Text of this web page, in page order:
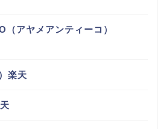
アヤメアンティーコ）
楽天